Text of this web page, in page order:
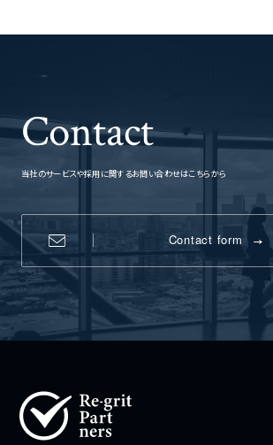
Contact
当社のサービスや採用に関するお問い合わせはこちらから
Contact form